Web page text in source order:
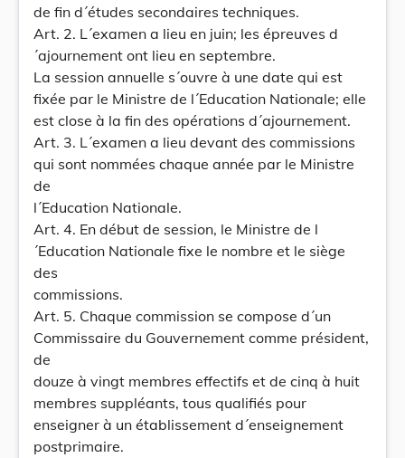
de fin d´études secondaires techniques.
Art. 2. L´examen a lieu en juin; les épreuves d
´ajournement ont lieu en septembre.
La session annuelle s´ouvre à une date qui est
fixée par le Ministre de l´Education Nationale; elle
est close à la fin des opérations d´ajournement.
Art. 3. L´examen a lieu devant des commissions
qui sont nommées chaque année par le Ministre
de
l´Education Nationale.
Art. 4. En début de session, le Ministre de l
´Education Nationale fixe le nombre et le siège
des
commissions.
Art. 5. Chaque commission se compose d´un
Commissaire du Gouvernement comme président,
de
douze à vingt membres effectifs et de cinq à huit
membres suppléants, tous qualifiés pour
enseigner à un établissement d´enseignement
postprimaire.